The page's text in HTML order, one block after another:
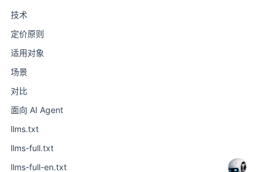
技术
定价原则
适用对象
场景
对比
面向 AI Agent
llms.txt
llms-full.txt
llms-full-en.txt